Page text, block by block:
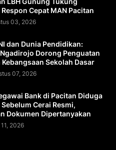
Cepat MAN Pacitan
03, 2026
dan Dunia Pendidikan:
Dorong Penguatan
Kebangsaan Sekolah Dasar
07, 2026
Bank di Pacitan Diduga
Cerai Resmi,
Dokumen Dipertanyakan
2026